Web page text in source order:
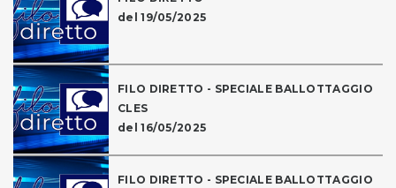
del 19/05/2025
FILO DIRETTO - SPECIALE BALLOTTAGGIO
CLES
del 16/05/2025
FILO DIRETTO - SPECIALE BALLOTTAGGIO